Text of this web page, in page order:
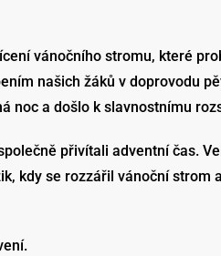
vánočního stromu, které
našich žáků v doprovodu
noc a došlo k slavnostnímu
přivítali adventní čas.
kdy se rozzářil vánoční strom